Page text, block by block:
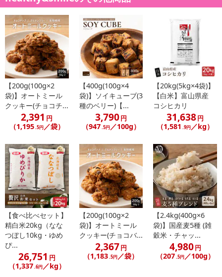
【200g(100g×2
袋)】オートミール
クッキー(チョコチ...
2,391 円
（1,195.5円／袋）
【400g(100g×4
袋)】ソイキューブ(3
種のベリー)【...
3,790円
（947.5円／100g）
【20kg(5kg×4袋)】
【白米】富山県産
コシヒカリ
31,638円
（1,581 .9円／kg）
【食べ比べセット】
精白米20kg（なな
つぼし10kg・ゆめ
ぴ...
26,751 円
（1,337.6円／kg）
【200g(100g×2
袋)】オートミール
クッキー(チョコバ...
2,367円
（1,183.5円／袋）
【2.4kg(400g×6
袋)】国産麦5種 (雑
穀米・チャッ...
4,980円
（207.5円／100g）